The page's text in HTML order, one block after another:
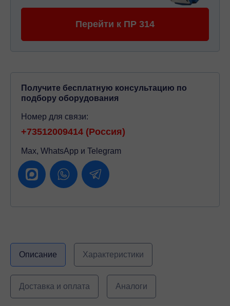
Перейти к ПР 314
Получите бесплатную консультацию по
подбору оборудования
Номер для связи:
+73512009414 (Россия)
Max, WhatsApp и Telegram
Описание Характеристики
Доставка и оплата Аналоги